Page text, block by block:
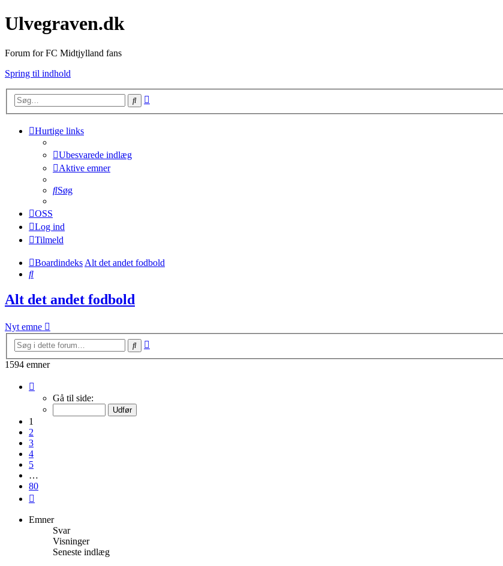
Ulvegraven.dk
Forum for FC Midtjylland fans
Spring til indhold
Søg
Hurtige links
Ubesvarede indlæg
Aktive emner
Søg
OSS
Log ind
Tilmeld
BoardindeksAlt det andet fodbold
Søg
Alt det andet fodbold
Nyt emne
Søg
1594 emner
Gå til side:
1
2
3
4
5
…
80
Emner
Svar
Visninger
Seneste indlæg